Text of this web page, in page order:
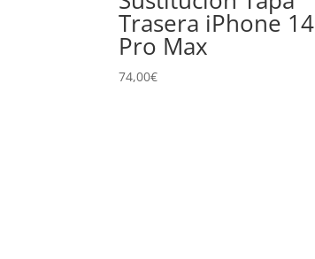
Trasera iPhone 14
Pro Max
74,00€